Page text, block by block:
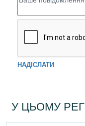
НАДІСЛАТИ
У ЦЬОМУ